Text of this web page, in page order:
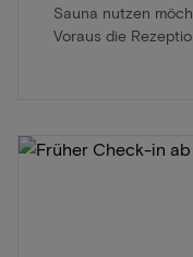
Sauna nutzen
Voraus die